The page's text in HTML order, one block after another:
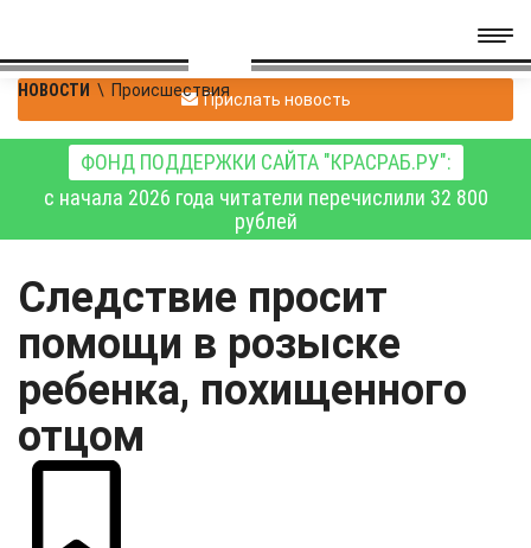
НОВОСТИ \ ПроисшествияПрислать новость
ФОНД ПОДДЕРЖКИ САЙТА "КРАСРАБ.РУ":
с начала 2026 года читатели перечислили 32 800
рублей
Следствие просит
помощи в розыске
ребенка, похищенного
отцом